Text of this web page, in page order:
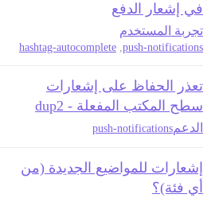
في إشعار الدفع
تجربة المستخدم
push-notifications
,
hashtag-autocomplete
تعذر الحفاظ على إشعارات
سطح المكتب المفعلة - dup2
الدعمpush-notifications
إشعارات للمواضيع الجديدة (من
أي فئة)؟